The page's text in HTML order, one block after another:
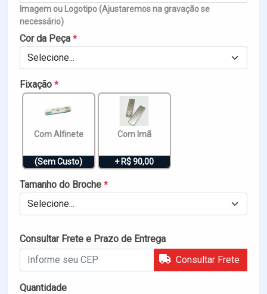
Imagem ou Logotipo (Ajustaremos na gravação se
necessário)
Cor da Peça *
Selecione...
Fixação *
Com Alfinete
(Sem Custo)
Com Imã
+ R$ 90,00
Tamanho do Broche *
Selecione...
Consultar Frete e Prazo de Entrega
Consultar Frete
Quantidade